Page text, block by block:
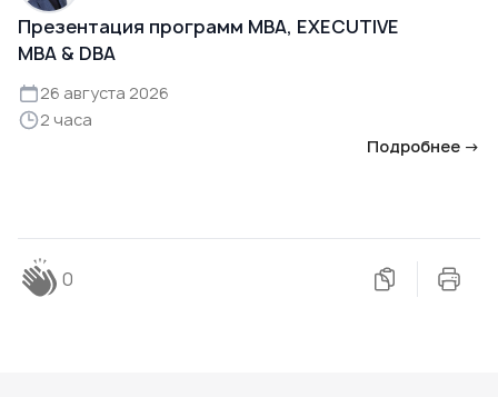
Презентация программ MBA, EXECUTIVE
MBA & DBA
26 августа 2026
2 часа
Подробнее →
0